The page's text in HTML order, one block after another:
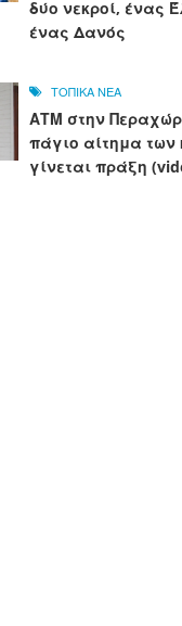
δύο νεκροί, ένας
ένας Δανός
ΤΟΠΙΚΑ ΝΕΑ
ΑΤΜ στην
πάγιο αίτημα των
γίνεται πράξη